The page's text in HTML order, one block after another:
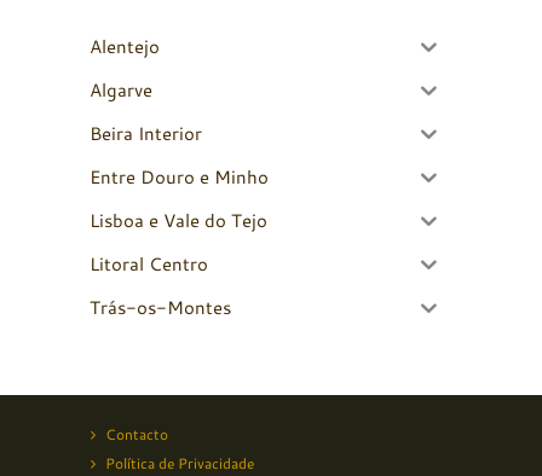
Alentejo
Algarve
Beira Interior
Entre Douro e Minho
Lisboa e Vale do Tejo
Litoral Centro
Trás-os-Montes
Contacto
Política de Privacidade